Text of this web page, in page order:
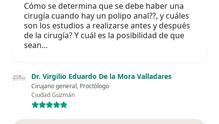
Cómo se determina que se debe haber una
cirugía cuando hay un polipo anal??, y cuáles
son los estudios a realizarse antes y después
de la cirugía? Y cuál es la posibilidad de que
sean…
Dr. Virgilio Eduardo De la Mora Valladares
Cirujano general, Proctólogo
Ciudad Guzmán